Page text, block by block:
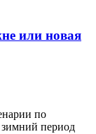
или новая
по
зимний период